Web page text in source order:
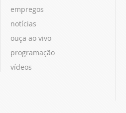
empregos
notícias
ouça ao vivo
programação
vídeos